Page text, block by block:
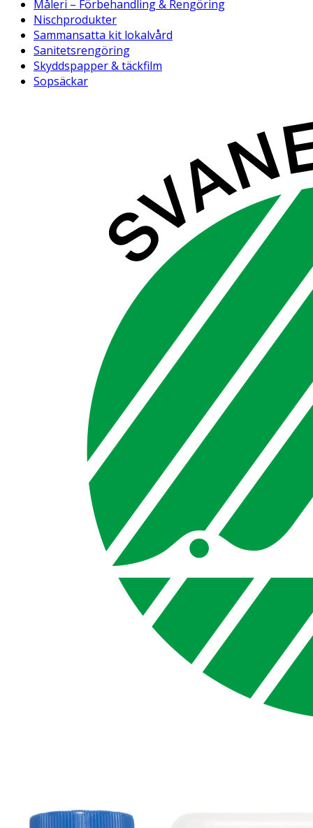
Måleri – Förbehandling & Rengöring
Nischprodukter
Sammansatta kit lokalvård
Sanitetsrengöring
Skyddspapper & täckfilm
Sopsäckar